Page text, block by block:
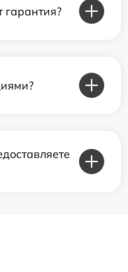
гарантия?